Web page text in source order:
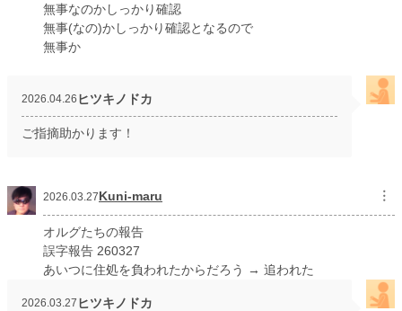
お気に入り 8,867
24h.ポイント
初回公開日時
月間ポイント 19,340 pt (2,454 位)
年間ポイント 423,965 pt (1,259 位)
累計ポイント 6,741,176 pt (491 位)
無事なのかしっかり確認
無事(なの)かしっかり確認となるので
無事か
2026.04.26 ヒツキノドカ
ご指摘助かります！
2026.03.27Kuni-maru ︙
オルグたちの報告
誤字報告 260327
あいつに住処を負われたからだろう → 追われた
2026.03.27 ヒツキノドカ